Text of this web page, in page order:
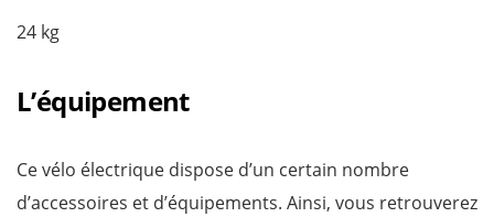
24 kg
L’équipement
Ce vélo électrique dispose d’un certain nombre
d’accessoires et d’équipements. Ainsi, vous retrouverez